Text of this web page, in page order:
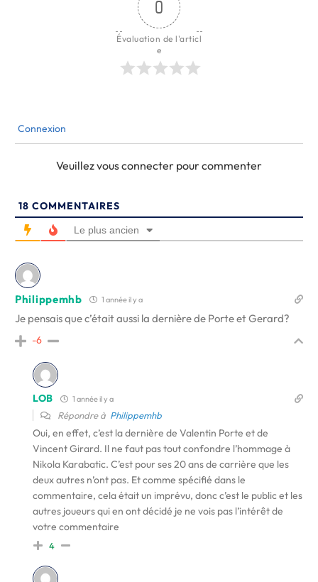
0
Évaluation de l'articl
e
Connexion
Veuillez vous connecter pour commenter
18 COMMENTAIRES
Le plus ancien
Philippemhb 1 année il y a
Je pensais que c’était aussi la dernière de Porte et Gerard?
-6
LOB 1 année il y a
Répondre à Philippemhb
Oui, en effet, c’est la dernière de Valentin Porte et de
Vincent Girard. Il ne faut pas tout confondre l’hommage à
Nikola Karabatic. C’est pour ses 20 ans de carrière que les
deux autres n’ont pas. Et comme spécifié dans le
commentaire, cela était un imprévu, donc c’est le public et les
autres joueurs qui en ont décidé je ne vois pas l’intérêt de
votre commentaire
4